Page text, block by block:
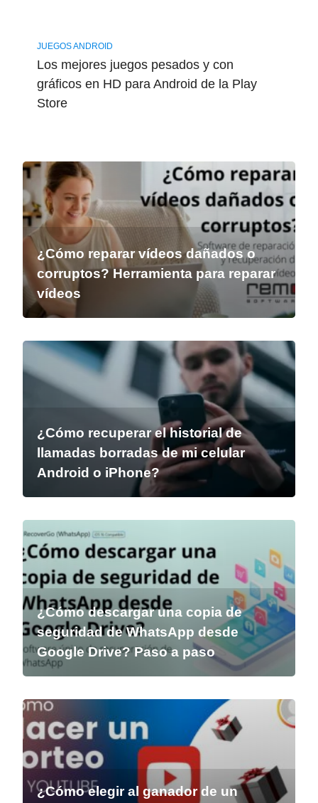
JUEGOS ANDROID
Los mejores juegos pesados y con
gráficos en HD para Android de la Play
Store
¿Cómo reparar vídeos dañados o
corruptos? Herramienta para reparar
vídeos
¿Cómo recuperar el historial de
llamadas borradas de mi celular
Android o iPhone?
¿Cómo descargar una copia de
seguridad de WhatsApp desde
Google Drive? Paso a paso
¿Cómo elegir al ganador de un